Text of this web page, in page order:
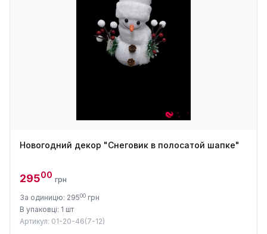
Новогодний декор "Снеговик в полосатой шапке"
29500 грн
За одиницю: 29500 грн
В упаковці: 1 шт
Артикул: 01-20-46(7-12)